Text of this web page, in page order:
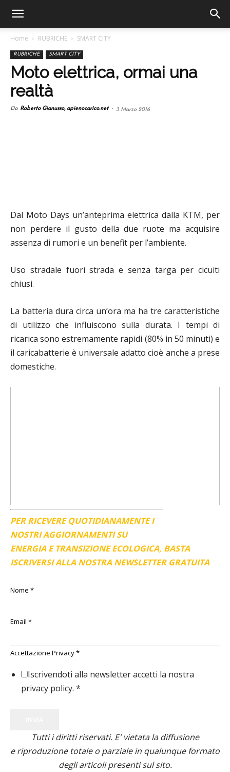
Home RUBRICHE SMART CITY
RUBRICHE SMART CITY
Moto elettrica, ormai una
realtà
Da Roberto Gianusso, apienocarico.net - 3 Marzo 2016
Dal Moto Days un’anteprima elettrica dalla KTM, per
non perdere il gusto della due ruote ma acquisire
assenza di rumori e un benefit per l’ambiente.
Uso stradale fuori strada e senza targa per cicuiti
chiusi.
La batteria dura circa un’ora ma ha tre caratteristiche
di utilizzo che influiscono sulla durata. I tempi di
ricarica sono estremamente rapidi (80% in 50 minuti) e
il caricabatterie è universale adatto cioè anche a prese
domestiche.
PER RICEVERE QUOTIDIANAMENTE I
NOSTRI AGGIORNAMENTI SU
ENERGIA E TRANSIZIONE ECOLOGICA, BASTA
ISCRIVERSI ALLA NOSTRA NEWSLETTER GRATUITA
Nome *
Email *
Accettazione Privacy*
Iscrivendoti alla newsletter accetti la nostra
privacy policy. *
Tutti i diritti riservati. E' vietata la diffusione
e riproduzione totale o parziale in qualunque formato
degli articoli presenti sul sito.